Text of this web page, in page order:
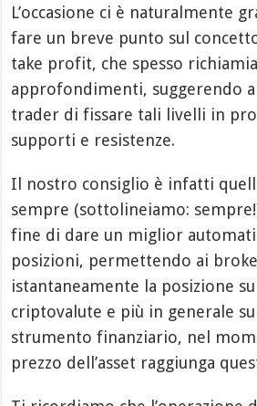
L’occasione ci è naturalmente
fare un breve punto sul
take profit, che spesso
approfondimenti, suggerendo
trader di fissare tali livelli in
supporti e resistenze.
Il nostro consiglio è infatti
sempre (sottolineiamo:
fine di dare un miglior
posizioni, permettendo ai
istantaneamente la posizione
criptovalute e più in generale su
strumento finanziario, nel
prezzo dell’asset raggiunga